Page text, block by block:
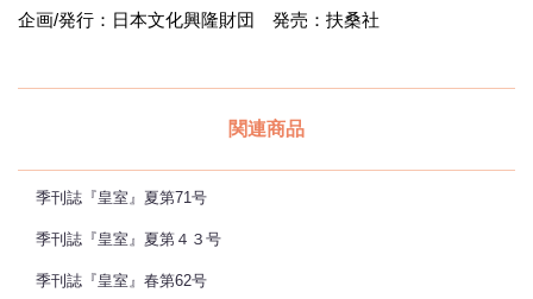
企画/発行：日本文化興隆財団 発売：扶桑社
関連商品
季刊誌『皇室』夏第71号
季刊誌『皇室』夏第４３号
季刊誌『皇室』春第62号